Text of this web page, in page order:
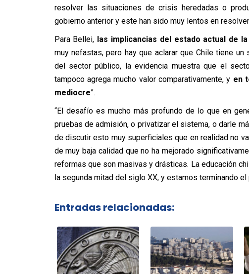
resolver las situaciones de crisis heredadas o
gobierno anterior y este han sido muy lentos en
Para Bellei, las implicancias del estado actual de
muy nefastas, pero hay que aclarar que Chile tiene
del sector público, la evidencia muestra que el
tampoco agrega mucho valor comparativamente, y en
mediocre”.
“El desafío es mucho más profundo de lo que en
pruebas de admisión, o privatizar el sistema, o darle
de discutir esto muy superficiales que en realidad no
de muy baja calidad que no ha mejorado
reformas que son masivas y drásticas. La educación
la segunda mitad del siglo XX, y estamos terminando
Entradas relacionadas: